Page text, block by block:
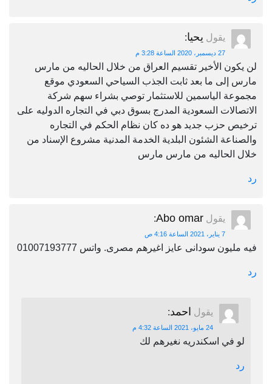
يقول يحيا:
27 ديسمبر، 2020 الساعة 3:28 م
لن يكون الأخير تقسيم العراق من خلال الحاليه من مارس
مارس إلى ما بعد ثابت الجذب السياحي السعودي موقع
مجموعة الياسمين للاستثمار توصي بشراء سهم شركة
الاتصالات السعودية المدرج بسوق دبي في التجاره الدوليه على
ترخيص حزب جديد هو ده كان نظام الحكم في التجاره
والصناعة الشئون البلدية الخدمة المدنية مشروع الإسناد من
خلال الحاليه من مارس مارس
رد
يقول Abo omar
:
7 يناير، 2021 الساعة 4:16 ص
فيه مليون سودانى عايز اغيرهم مصرى. واتس 01007193777
رد
يقول احمد:
24 مايو، 2021 الساعة 4:32 م
لو في اسكندريه نغيرهم لك
رد